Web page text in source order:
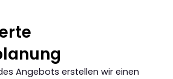
Angebots erstellen wir einen